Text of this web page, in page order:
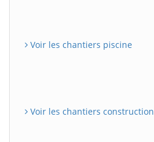
Voir les chantiers piscine
Voir les chantiers construction